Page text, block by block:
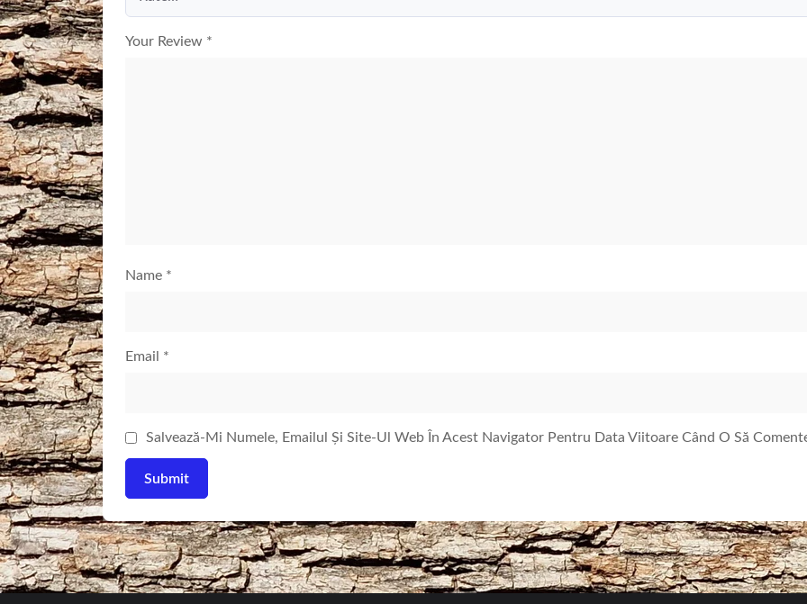
Your Review *
Name *
Email *
Salvează-Mi Numele, Emailul Și Site-Ul Web În Acest Navigator Pentru Data Viitoare Când O Să